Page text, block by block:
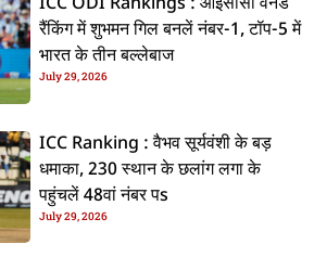
रैंकिंग में शुभमन गिल बनलें नंबर-1, टॉप-5 में
भारत के तीन बल्लेबाज
July 29, 2026
ICC Ranking : वैभव सूर्यवंशी के बड़
धमाका, 230 स्थान के छलांग लगा के
पहुंचलें 48वां नंबर पs
July 29, 2026